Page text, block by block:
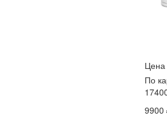
Цена
По
9900